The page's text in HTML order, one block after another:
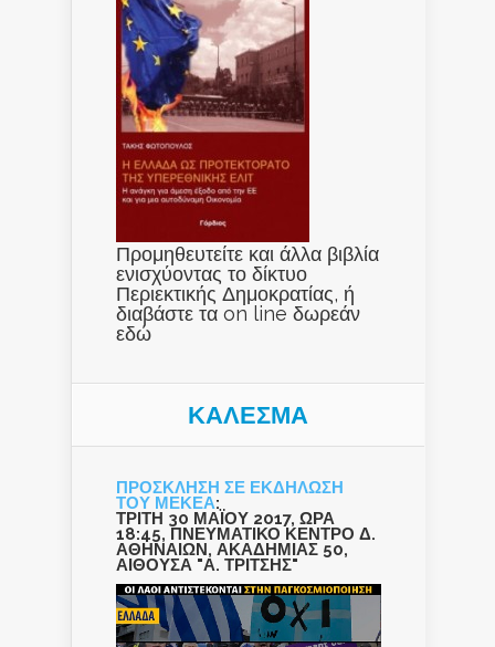
Προμηθευτείτε και άλλα βιβλία
ενισχύοντας το δίκτυο
Περιεκτικής Δημοκρατίας, ή
διαβάστε τα on line δωρεάν
εδώ
ΚΑΛΕΣΜΑ
ΠΡΟΣΚΛΗΣΗ ΣΕ ΕΚΔΗΛΩΣΗ
ΤΟΥ ΜΕΚΕΑ:
ΤΡΙΤΗ 30 ΜΑΪΟΥ 2017, ΩΡΑ
18:45, ΠΝΕΥΜΑΤΙΚΟ ΚΕΝΤΡΟ Δ.
ΑΘΗΝΑΙΩΝ, ΑΚΑΔΗΜΙΑΣ 50,
ΑΙΘΟΥΣΑ "Α. ΤΡΙΤΣΗΣ"